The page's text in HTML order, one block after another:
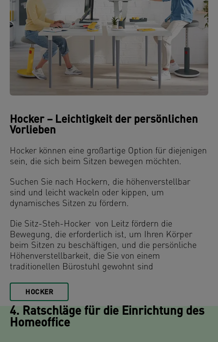
Hocker – Leichtigkeit der persönlichen
Vorlieben
Hocker können eine großartige Option für diejenigen
sein, die sich beim Sitzen bewegen möchten.
Suchen Sie nach Hockern, die höhenverstellbar
sind und leicht wackeln oder kippen, um
dynamisches Sitzen zu fördern.
Die Sitz-Steh-Hocker von Leitz fördern die
Bewegung, die erforderlich ist, um Ihren Körper
beim Sitzen zu beschäftigen, und die persönliche
Höhenverstellbarkeit, die Sie von einem
traditionellen Bürostuhl gewohnt sind
HOCKER
4. Ratschläge für die Einrichtung des
Homeoffice